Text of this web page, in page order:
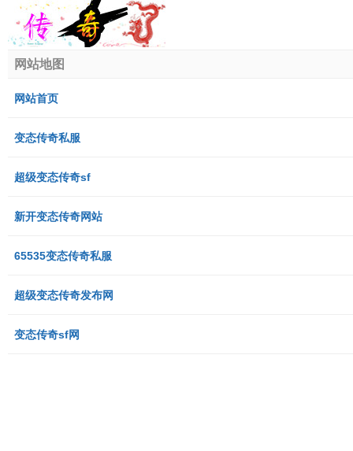
网站地图
网站首页
变态传奇私服
超级变态传奇sf
新开变态传奇网站
65535变态传奇私服
超级变态传奇发布网
变态传奇sf网